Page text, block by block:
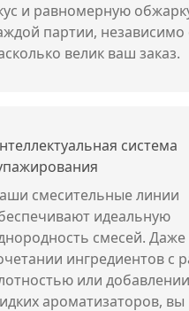
и равномерную
партии, независимо
велик ваш заказ.
система
смесительные линии
идеальную
смесей.
ингредиентов с
или добавлении
ароматизаторов, вы